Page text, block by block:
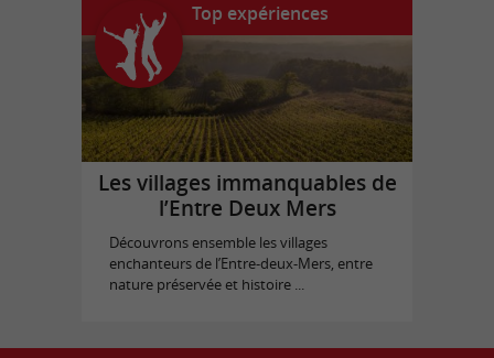
Top expériences
Les villages immanquables de
l’Entre Deux Mers
Découvrons ensemble les villages
enchanteurs de l’Entre-deux-Mers, entre
nature préservée et histoire ...